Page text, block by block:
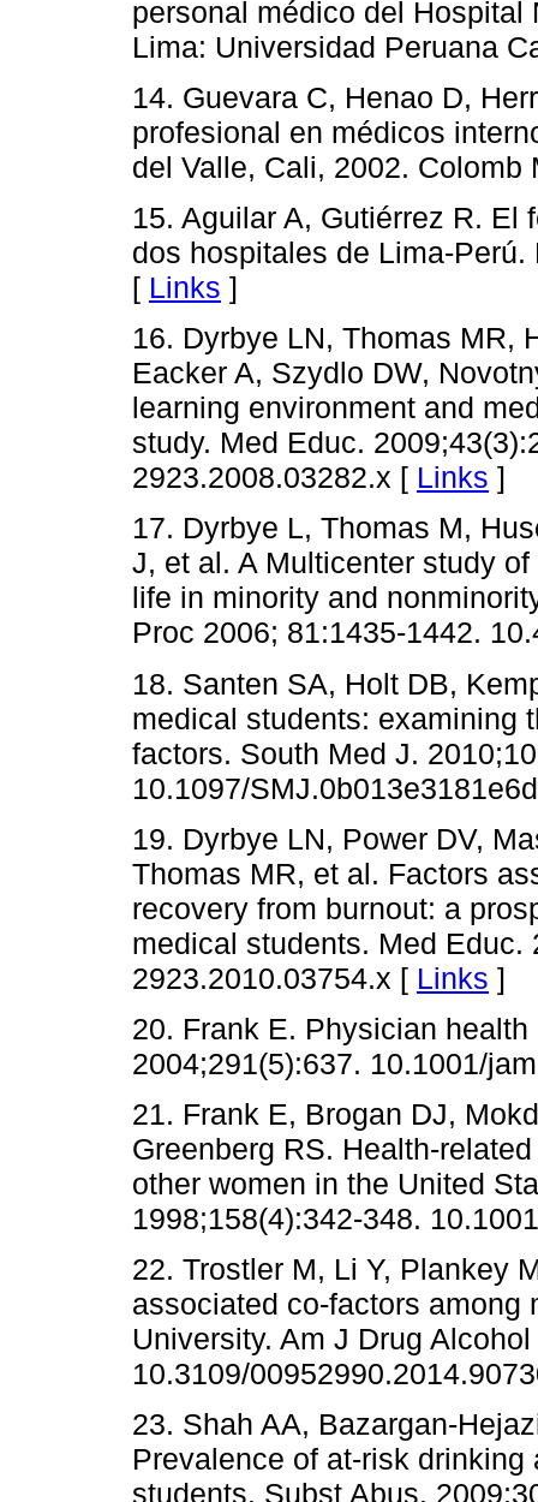
personal médico del Hospital
Lima: Universidad Peruana
14. Guevara C, Henao D,
profesional en médicos
del Valle, Cali, 2002.
15. Aguilar A, Gutiérrez R. El
dos hospitales de Lima-
[ Links ]
16. Dyrbye LN, Thomas MR,
Eacker A, Szydlo DW,
learning environment and
study. Med Educ.
2923.2008.03282.x [ Links ]
17. Dyrbye L, Thomas M,
J, et al. A Multicenter study
life in minority and
Proc 2006; 81:1435-1442.
18. Santen SA, Holt DB,
medical students: examining
factors. South Med J.
10.1097/
19. Dyrbye LN, Power DV,
Thomas MR, et al. Factors
recovery from burnout: a
medical students. Med Educ.
2923.2010.03754.x [ Links ]
20. Frank E. Physician
2004;291(5):637. 10.1001/
21. Frank E, Brogan DJ,
Greenberg RS. Health-
other women in the United
1998;158(4):342-348.
22. Trostler M, Li Y, Plankey
associated co-factors among
University. Am J Drug
10.3109/
23. Shah AA, Bazargan-
Prevalence of at-risk
students. Subst Abus.